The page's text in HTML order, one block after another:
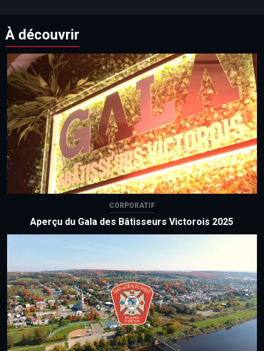
À découvrir
CORPORATIF
Aperçu du Gala des Bâtisseurs Victorois 2025